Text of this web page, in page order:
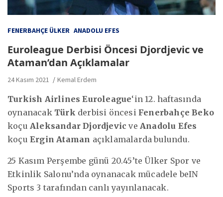
FENERBAHÇE ÜLKER ANADOLU EFES
Euroleague Derbisi Öncesi Djordjevic ve
Ataman’dan Açıklamalar
24 Kasım 2021 Kemal Erdem
Turkish Airlines Euroleague‘in 12. haftasında
oynanacak Türk derbisi öncesi Fenerbahçe Beko
koçu Aleksandar Djordjevic ve Anadolu Efes
koçu Ergin Ataman açıklamalarda bulundu.
25 Kasım Perşembe günü 20.45’te Ülker Spor ve
Etkinlik Salonu’nda oynanacak mücadele beIN
Sports 3 tarafından canlı yayınlanacak.